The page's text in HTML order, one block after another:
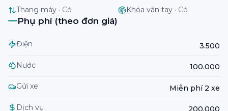
Thang máy · Có Khóa vân tay · Có
Phụ phí (theo đơn giá)
Điện 3.500
Nước 100.000
Gửi xe Miễn phí 2 xe
Dịch vụ 200.000